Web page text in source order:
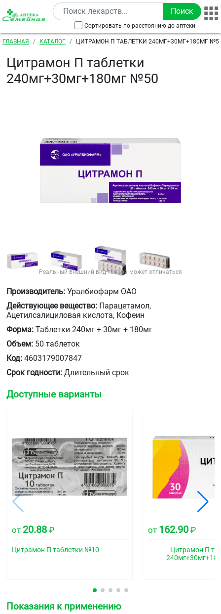
Перейти к основному содержанию
Сортировать по расстоянию до аптеки
Строка навигации
ГЛАВНАЯ КАТАЛОГ ЦИТРАМОН П ТАБЛЕТКИ 240МГ+30МГ+180МГ
Цитрамон П таблетки
240мг+30мг+180мг №50
Реальный внешний вид товара может отличаться
Производитель: Уралбиофарм ОАО
Действующее вещество: Парацетамол,
Ацетилсалициловая кислота, Кофеин
Форма: Таблетки 240мг + 30мг + 180мг
Объем: 50 таблеток
Код: 4603179007847
Срок годности: Длительный срок
Доступные варианты
от 20.88 ₽
Цитрамон П таблетки №10
от 162.90 ₽
Цитрамон П
Показания к применению